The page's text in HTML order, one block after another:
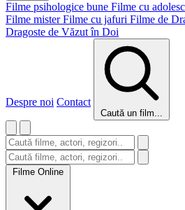
Filme psihologice bune Filme cu
Filme mister Filme cu jafuri Filme de
Dragoste de Văzut în Doi
Despre noi Contact
Caută un film...
Filme Online